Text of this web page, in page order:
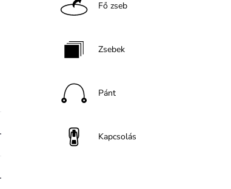
Fő zseb
Zsebek
Pánt
Kapcsolás